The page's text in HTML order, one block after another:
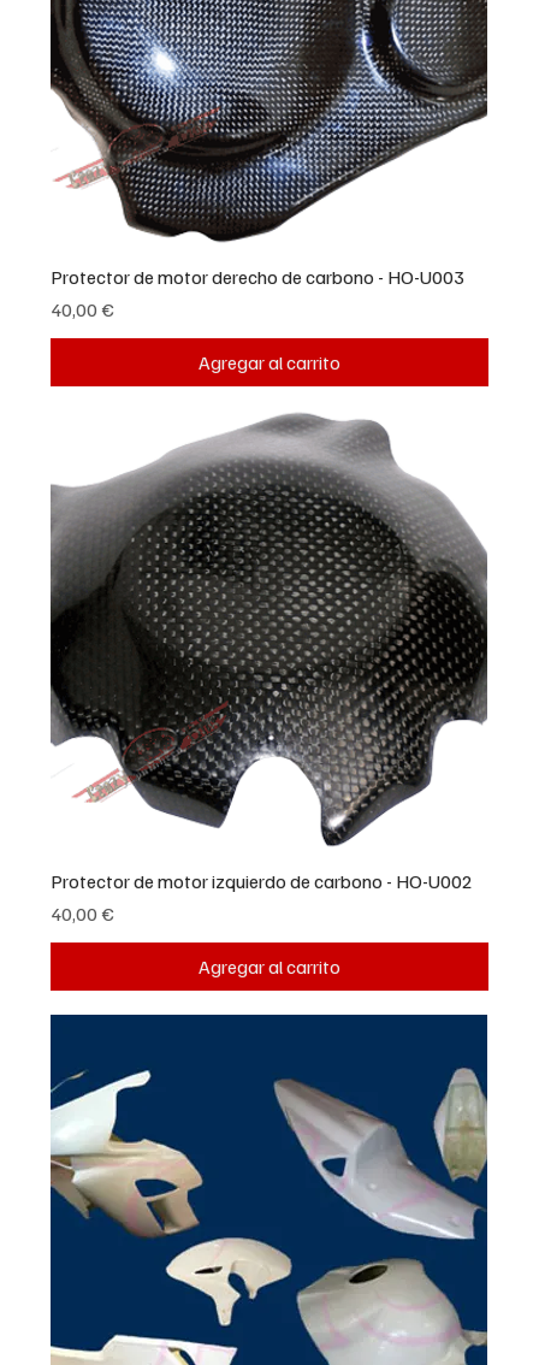
Protector de motor derecho de carbono - HO-U003
Precio
40,00 €
Agregar al carrito
Protector de motor izquierdo de carbono - HO-U002
Precio
40,00 €
Agregar al carrito